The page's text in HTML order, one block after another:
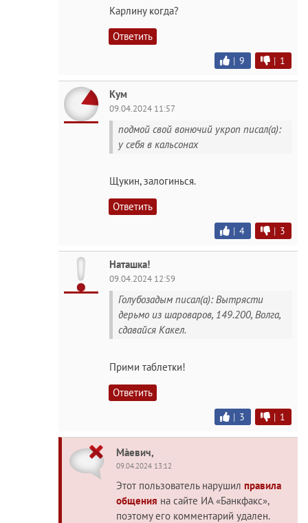
Карлину когда?
Ответить
| 9 | 1
Кум
09.04.2024 11:57
подмой свой вонючий укроп писал(а):
у себя в кальсонах
Щукин, залогинься.
Ответить
| 4 | 3
Наташка!
09.04.2024 12:59
Голубозадым писал(а): Вытрясти
дерьмо из шароваров, 149.200, Волга,
сдавайся Какел.
Прими таблетки!
Ответить
| 3 | 1
Màeвич,
09.04.2024 13:12
Этот пользователь нарушил правила
общения на сайте ИА «Банкфакс»,
поэтому его комментарий удален.